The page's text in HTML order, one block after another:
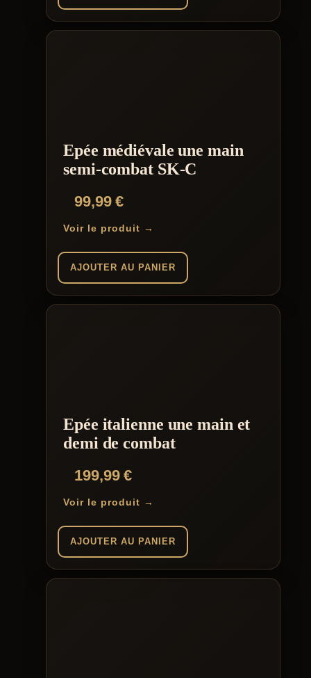
Epée médiévale une main
semi-combat SK-C
99,99€
Voir le produit →
AJOUTER AU PANIER
Epée italienne une main et
demi de combat
199,99€
Voir le produit →
AJOUTER AU PANIER